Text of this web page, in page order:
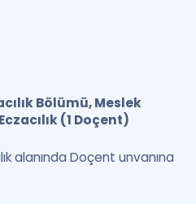
Bölümü, Meslek
(1 Doçent)
alanında Doçent unvanına